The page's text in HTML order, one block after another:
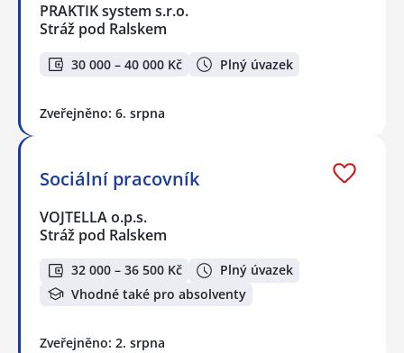
PRAKTIK system s.r.o.
Stráž pod Ralskem
30 000 – 40 000 Kč Plný úvazek
Zveřejněno: 6. srpna
Sociální pracovník
VOJTELLA o.p.s.
Stráž pod Ralskem
32 000 – 36 500 Kč
Plný úvazek
Vhodné také pro absolventy
Zveřejněno: 2. srpna